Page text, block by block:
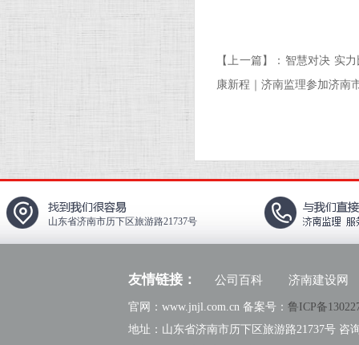
【上一篇】： 智慧对决 实
康新程｜济南监理参加济南
山东省济南市历下区旅游路21737号
友情链接： 公司百科 济南建设网
官网：www.jnjl.com.cn 备案号： 鲁ICP备
地址：山东省济南市历下区旅游路21737号 咨